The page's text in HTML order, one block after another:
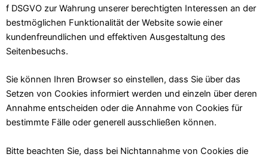
f DSGVO zur Wahrung unserer berechtigten Interessen an der
bestmöglichen Funktionalität der Website sowie einer
kundenfreundlichen und effektiven Ausgestaltung des
Seitenbesuchs.
Sie können Ihren Browser so einstellen, dass Sie über das
Setzen von Cookies informiert werden und einzeln über deren
Annahme entscheiden oder die Annahme von Cookies für
bestimmte Fälle oder generell ausschließen können.
Bitte beachten Sie, dass bei Nichtannahme von Cookies die